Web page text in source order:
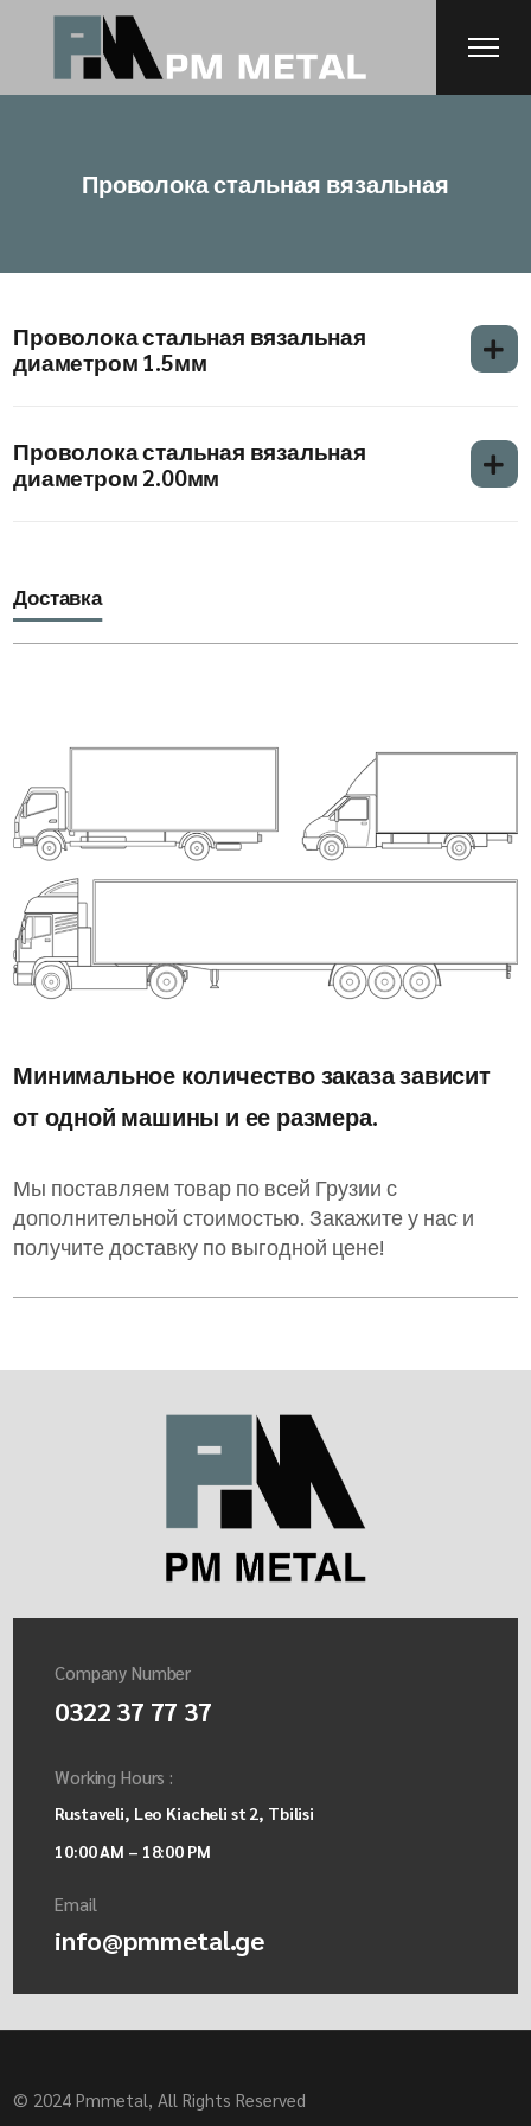
Проволока стальная вязальная
Проволока стальная вязальная
диаметром 1.5мм
Проволока стальная вязальная
диаметром 2.00мм
Доставка
Минимальное количество заказа зависит
от одной машины и ее размера.
Мы поставляем товар по всей Грузии с
дополнительной стоимостью. Закажите у нас и
получите доставку по выгодной цене!
Company Number
0322 37 77 37
Working Hours :
Rustaveli, Leo Kiacheli st 2, Tbilisi
10:00 AM – 18:00 PM
Email
info@pmmetal.ge
© 2024 Pmmetal, All Rights Reserved